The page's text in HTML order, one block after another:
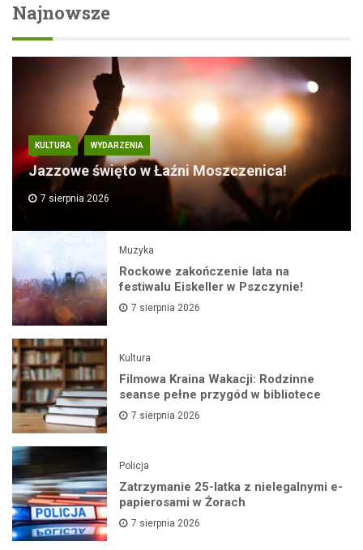
Najnowsze
KULTURA WYDARZENIA
Jazzowe święto w Łaźni Moszczenica!
7 sierpnia 2026
Muzyka
Rockowe zakończenie lata na
festiwalu Eiskeller w Pszczynie!
7 sierpnia 2026
Kultura
Filmowa Kraina Wakacji: Rodzinne
seanse pełne przygód w bibliotece
7 sierpnia 2026
Policja
Zatrzymanie 25-latka z nielegalnymi e-
papierosami w Żorach
7 sierpnia 2026